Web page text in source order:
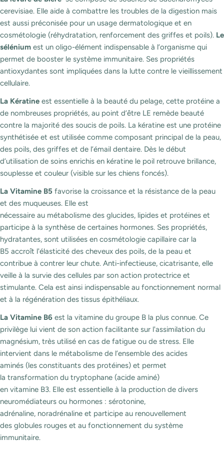
cerevisiae. Elle aide à combattre les troubles de la digestion mais
est aussi préconisée pour un usage dermatologique et en
cosmétologie (réhydratation, renforcement des griffes et poils). Le
sélénium est un oligo-élément indispensable à l’organisme qui
permet de booster le système immunitaire. Ses propriétés
antioxydantes sont impliquées dans la lutte contre le vieillissement
cellulaire.
La Kératine est essentielle à la beauté du pelage, cette protéine a
de nombreuses propriétés, au point d’être LE remède beauté
contre la majorité des soucis de poils. La kératine est une protéine
synthétisée et est utilisée comme composant principal de la peau,
des poils, des griffes et de l’émail dentaire. Dès le début
d’utilisation de soins enrichis en kératine le poil retrouve brillance,
souplesse et couleur (visible sur les chiens foncés).
La Vitamine B5 favorise la croissance et la résistance de la peau
et des muqueuses. Elle est
nécessaire au métabolisme des glucides, lipides et protéines et
participe à la synthèse de certaines hormones. Ses propriétés,
hydratantes, sont utilisées en cosmétologie capillaire car la
B5 accroît l'élasticité des cheveux des poils, de la peau et
contribue à contrer leur chute. Anti-infectieuse, cicatrisante, elle
veille à la survie des cellules par son action protectrice et
stimulante. Cela est ainsi indispensable au fonctionnement normal
et à la régénération des tissus épithéliaux.
La Vitamine B6 est la vitamine du groupe B la plus connue. Ce
privilège lui vient de son action facilitante sur l'assimilation du
magnésium, très utilisé en cas de fatigue ou de stress. Elle
intervient dans le métabolisme de l’ensemble des acides
aminés (les constituants des protéines) et permet
la transformation du tryptophane (acide aminé)
en vitamine B3. Elle est essentielle à la production de divers
neuromédiateurs ou hormones : sérotonine,
adrénaline, noradrénaline et participe au renouvellement
des globules rouges et au fonctionnement du système
immunitaire.